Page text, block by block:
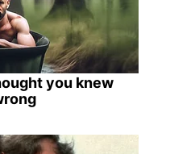
you knew